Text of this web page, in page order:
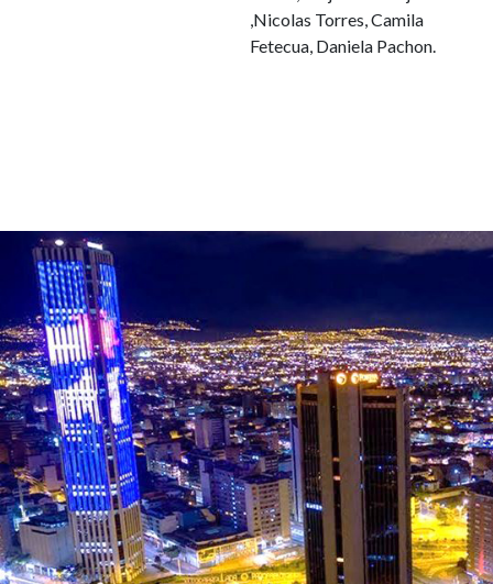
,Nicolas Torres, Camila
Fetecua, Daniela Pachon.